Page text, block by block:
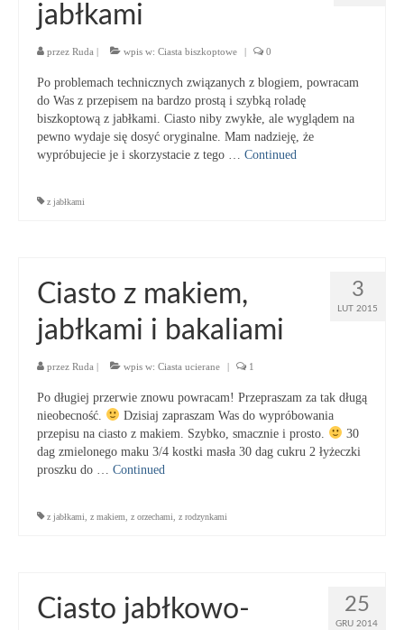
jabłkami
przez Ruda | wpis w: Ciasta biszkoptowe | 0
Po problemach technicznych związanych z blogiem, powracam
do Was z przepisem na bardzo prostą i szybką roladę
biszkoptową z jabłkami. Ciasto niby zwykłe, ale wyglądem na
pewno wydaje się dosyć oryginalne. Mam nadzieję, że
wypróbujecie je i skorzystacie z tego … Continued
z jabłkami
3
LUT 2015
Ciasto z makiem,
jabłkami i bakaliami
przez Ruda | wpis w: Ciasta ucierane | 1
Po długiej przerwie znowu powracam! Przepraszam za tak długą
nieobecność.
Dzisiaj zapraszam Was do wypróbowania
przepisu na ciasto z makiem. Szybko, smacznie i prosto.
30
dag zmielonego maku 3/4 kostki masła 30 dag cukru 2 łyżeczki
proszku do … Continued
z jabłkami z makiem z orzechami z rodzynkami
25
GRU 2014
Ciasto jabłkowo-